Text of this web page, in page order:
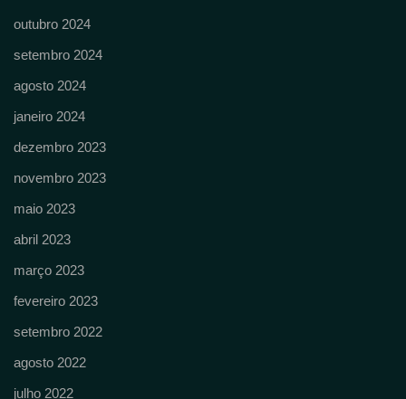
outubro 2024
setembro 2024
agosto 2024
janeiro 2024
dezembro 2023
novembro 2023
maio 2023
abril 2023
março 2023
fevereiro 2023
setembro 2022
agosto 2022
julho 2022